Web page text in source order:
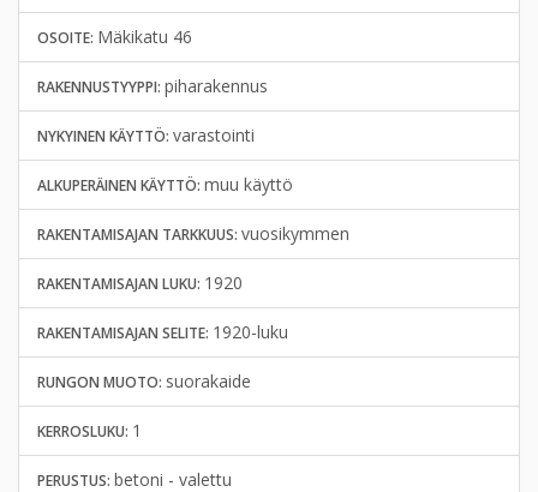
OSOITE: Mäkikatu 46
RAKENNUSTYYPPI: piharakennus
NYKYINEN KÄYTTÖ: varastointi
ALKUPERÄINEN KÄYTTÖ: muu käyttö
RAKENTAMISAJAN TARKKUUS: vuosikymmen
RAKENTAMISAJAN LUKU: 1920
RAKENTAMISAJAN SELITE: 1920-luku
RUNGON MUOTO: suorakaide
KERROSLUKU: 1
PERUSTUS: betoni - valettu